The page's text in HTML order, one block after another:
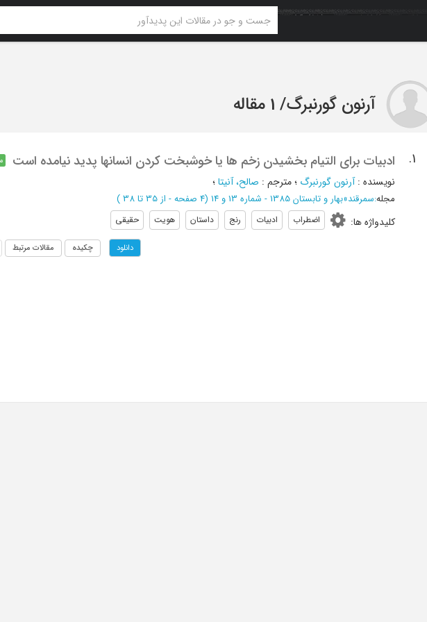
آرنون گورنبرگ/ 1 مقاله
1. ادبیات برای التیام بخشیدن زخم ها یا خوشبخت کردن انسانها پدید نیامده است
نویسنده :آرنون گورنبرگ ؛مترجم : صالح، آنیتا؛
مجله:سمرقند»بهار و تابستان 1385 - شماره 13 و 14 (‎4 صفحه - از 35 تا 38 )
کلیدواژه ها: اضطراب ادبیات رنج داستان هویت حقیقی
دانلود چکیده مقالات مرتبط